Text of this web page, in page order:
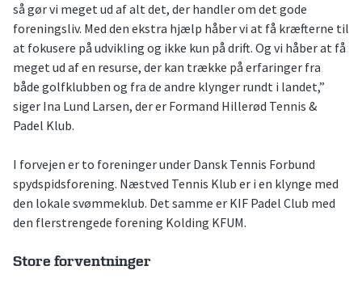
så gør vi meget ud af alt det, der handler om det gode
foreningsliv. Med den ekstra hjælp håber vi at få kræfterne til
at fokusere på udvikling og ikke kun på drift. Og vi håber at få
meget ud af en resurse, der kan trække på erfaringer fra
både golfklubben og fra de andre klynger rundt i landet,”
siger Ina Lund Larsen, der er Formand Hillerød Tennis &
Padel Klub.
I forvejen er to foreninger under Dansk Tennis Forbund
spydspidsforening. Næstved Tennis Klub er i en klynge med
den lokale svømmeklub. Det samme er KIF Padel Club med
den flerstrengede forening Kolding KFUM.
Store forventninger